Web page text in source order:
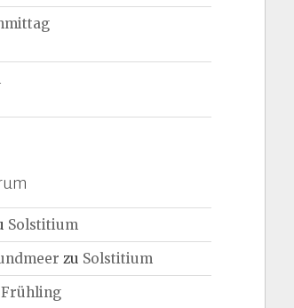
Solstitium
zu Solstitium